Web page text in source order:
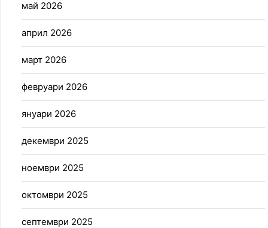
май 2026
април 2026
март 2026
февруари 2026
януари 2026
декември 2025
ноември 2025
октомври 2025
септември 2025